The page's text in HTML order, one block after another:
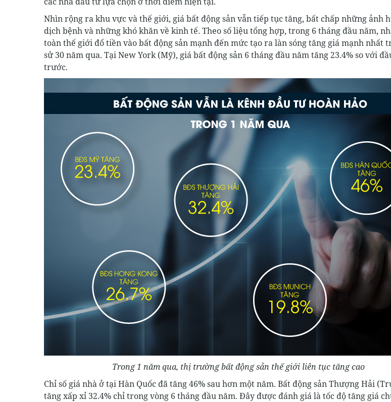
Nhìn rộng ra khu vực và thế giới, giá bất động sản vẫn tiếp tục tăng, bất chấp những ảnh
dịch bệnh và những khó khăn về kinh tế. Theo số liệu tổng hợp, trong 6 tháng đầu năm,
toàn thế giới đổ tiền vào bất động sản mạnh đến mức tạo ra làn sóng tăng giá mạnh nhất
sử 30 năm qua. Tại New York (Mỹ), giá bất động sản 6 tháng đầu năm tăng 23.4% so với
trước.
Trong 1 năm qua, thị trường bất động sản thế giới liên tục tăng cao
Chỉ số giá nhà ở tại Hàn Quốc đã tăng 46% sau hơn một năm. Bất động sản Thượng Hải
tăng xấp xỉ 32.4% chỉ trong vòng 6 tháng đầu năm. Đây được đánh giá là tốc độ tăng giá